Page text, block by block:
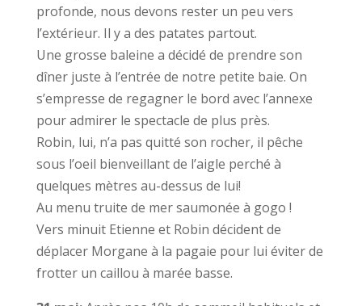
profonde, nous devons rester un peu vers
l’extérieur. Il y a des patates partout.
Une grosse baleine a décidé de prendre son
dîner juste à l’entrée de notre petite baie. On
s’empresse de regagner le bord avec l’annexe
pour admirer le spectacle de plus près.
Robin, lui, n’a pas quitté son rocher, il pêche
sous l’oeil bienveillant de l’aigle perché à
quelques mètres au-dessus de lui!
Au menu truite de mer saumonée à gogo !
Vers minuit Etienne et Robin décident de
déplacer Morgane à la pagaie pour lui éviter de
frotter un caillou à marée basse.